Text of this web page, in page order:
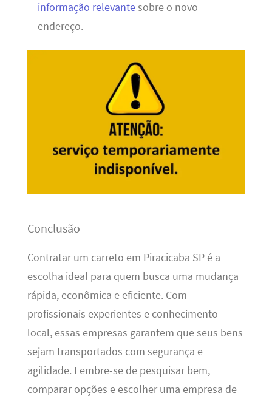
informação relevantesobre o novo
endereço.
Conclusão
Contratar um carreto em Piracicaba SP é a
escolha ideal para quem busca uma mudança
rápida, econômica e eficiente. Com
profissionais experientes e conhecimento
local, essas empresas garantem que seus bens
sejam transportados com segurança e
agilidade. Lembre-se de pesquisar bem,
comparar opções e escolher uma empresa de